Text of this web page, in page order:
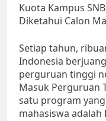
Kuota Kampus
Diketahui Calon
Setiap tahun,
Indonesia
perguruan tinggi
Masuk Perguruan
satu program
mahasiswa adalah